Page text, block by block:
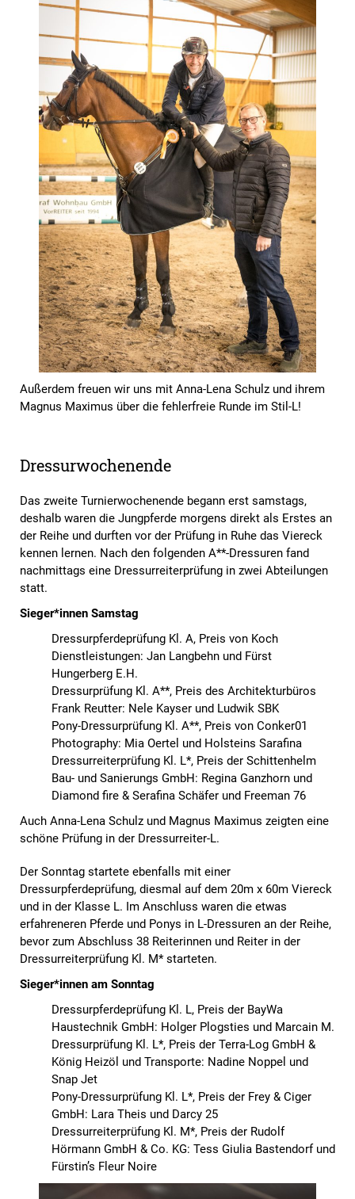
Außerdem freuen wir uns mit Anna-Lena Schulz und ihrem
Magnus Maximus über die fehlerfreie Runde im Stil-L!
Dressurwochenende
Das zweite Turnierwochenende begann erst samstags,
deshalb waren die Jungpferde morgens direkt als Erstes an
der Reihe und durften vor der Prüfung in Ruhe das Viereck
kennen lernen. Nach den folgenden A**-Dressuren fand
nachmittags eine Dressurreiterprüfung in zwei Abteilungen
statt.
Sieger*innen Samstag
Dressurpferdeprüfung Kl. A, Preis von Koch
Dienstleistungen: Jan Langbehn und Fürst
Hungerberg E.H.
Dressurprüfung Kl. A**, Preis des Architekturbüros
Frank Reutter: Nele Kayser und Ludwik SBK
Pony-Dressurprüfung Kl. A**, Preis von Conker01
Photography: Mia Oertel und Holsteins Sarafina
Dressurreiterprüfung Kl. L*, Preis der Schittenhelm
Bau- und Sanierungs GmbH: Regina Ganzhorn und
Diamond fire & Serafina Schäfer und Freeman 76
Auch Anna-Lena Schulz und Magnus Maximus zeigten eine
schöne Prüfung in der Dressurreiter-L.
Der Sonntag startete ebenfalls mit einer
Dressurpferdeprüfung, diesmal auf dem 20m x 60m Viereck
und in der Klasse L. Im Anschluss waren die etwas
erfahreneren Pferde und Ponys in L-Dressuren an der Reihe,
bevor zum Abschluss 38 Reiterinnen und Reiter in der
Dressurreiterprüfung Kl. M* starteten.
Sieger*innen am Sonntag
Dressurpferdeprüfung Kl. L, Preis der BayWa
Haustechnik GmbH: Holger Plogsties und Marcain M.
Dressurprüfung Kl. L*, Preis der Terra-Log GmbH &
König Heizöl und Transporte: Nadine Noppel und
Snap Jet
Pony-Dressurprüfung Kl. L*, Preis der Frey & Ciger
GmbH: Lara Theis und Darcy 25
Dressurreiterprüfung Kl. M*, Preis der Rudolf
Hörmann GmbH & Co. KG: Tess Giulia Bastendorf und
Fürstin’s Fleur Noire